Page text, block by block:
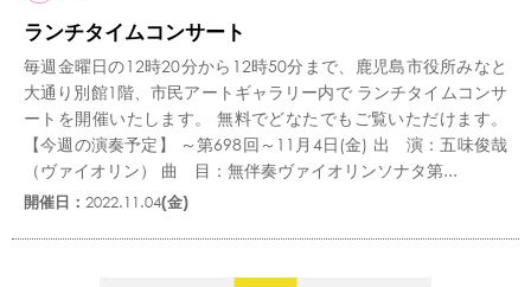
ランチタイムコンサート
毎週金曜日の12時20分から12時50分まで、鹿児島市役所みなと
大通り別館1階、市民アートギャラリー内で ランチタイムコンサ
ートを開催いたします。 無料でどなたでもご覧いただけます。
【今週の演奏予定】 ～第698回～11月4日(金) 出 演：五味俊哉
（ヴァイオリン） 曲 目：無伴奏ヴァイオリンソナタ第...
開催日： 2022.11.04(金)